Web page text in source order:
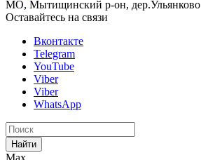
МО, Мытищинский р-он, дер.Ульянково
Оставайтесь на связи
Вконтакте
Telegram
YouTube
Viber
Viber
WhatsApp
Найти